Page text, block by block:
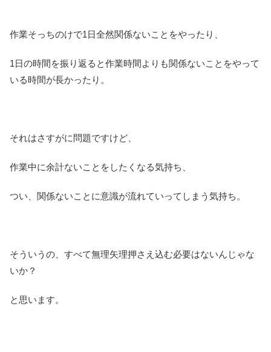
作業そっちのけで1日全然関係ないことをやったり、
1日の時間を振り返ると作業時間よりも関係ないことをやって
いる時間が長かったり。
それはさすがに問題ですけど、
作業中に余計ないことをしたくなる気持ち、
つい、関係ないことに意識が流れていってしまう気持ち。
そういうの、すべて無理矢理押さえ込む必要はないんじゃな
いか？
と思います。